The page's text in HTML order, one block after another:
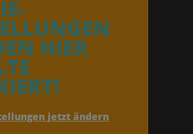
HIER
jetzt ändern